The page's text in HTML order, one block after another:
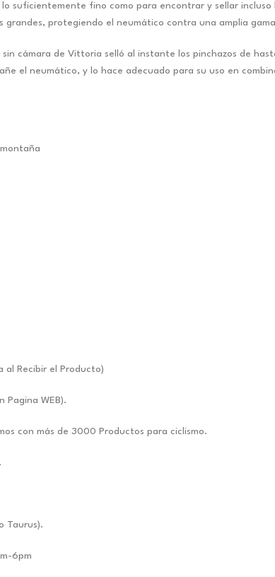
suficientemente fino como para encontrar y sellar incluso
grandes, protegiendo el neumático contra una amplia
cámara de Vittoria selló al instante los pinchazos de
el neumático, y lo hace adecuado para su uso en
al Recibir el Producto)
Pagina WEB).
con más de 3000 Productos para ciclismo.
Taurus).
6pm